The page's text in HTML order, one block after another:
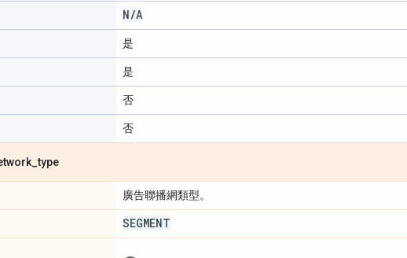
N/A
是
是
否
否
_type
廣告聯播網類型。
SEGMENT